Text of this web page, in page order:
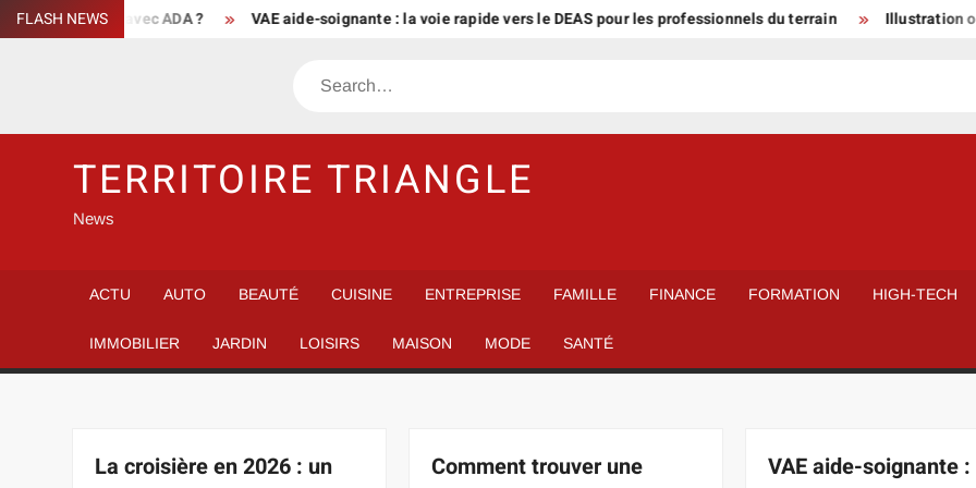
Skip
to
FLASH NEWS
tarif avec ADA ? VAE aide-soignante : la voie rapide vers le DEAS pour les professionnels du terrain Illustration ou
Search
TERRITOIRE TRIANGLE
News
ACTU AUTO BEAUTÉ CUISINE ENTREPRISE FAMILLE FINANCE FORMATION HIGH-TECH
IMMOBILIER JARDIN LOISIRS MAISON MODE SANTÉ
La croisière en 2026 : un
Comment trouver une
VAE aide-soignante :